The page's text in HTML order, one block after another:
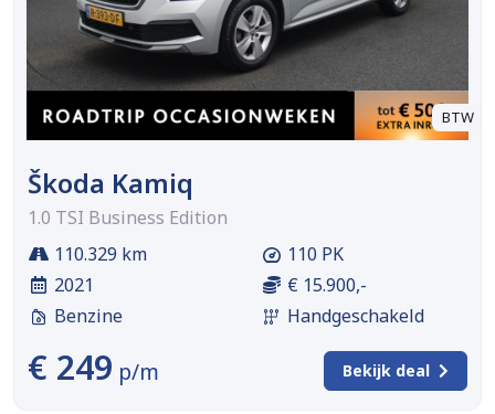
BTW
Škoda Kamiq
1.0 TSI Business Edition
110.329 km
2021
Benzine
110 PK
€ 15.900,-
Handgeschakeld
€ 249 p/m Bekijk deal